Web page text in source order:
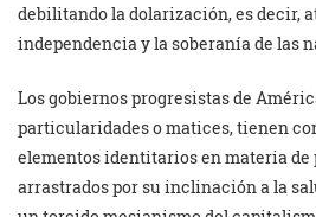
debilitando la dolarización, es decir,
independencia y la soberanía de las
Los gobiernos progresistas de
particularidades o matices, tienen
elementos identitarios en materia
arrastrados por su inclinación a la